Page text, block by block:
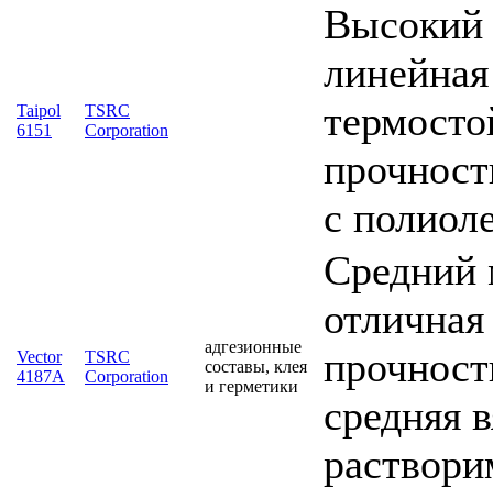
Taipol
6151
TSRC
Corporation
Высокий
с
Vector
4187A
TSRC
Corporation
адгезионные
составы, клея
и герметики
Средний
средняя